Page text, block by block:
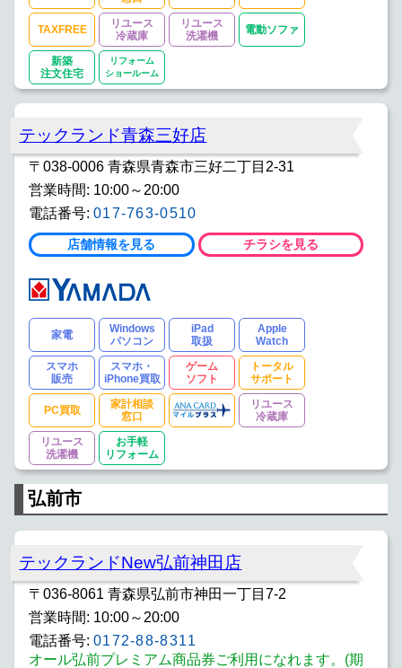
TAXFREE
リユース
冷蔵庫
リユース
洗濯機
電動ソファ
新築
注文住宅
リフォーム
ショールーム
テックランド青森三好店
〒038-0006 青森県青森市三好二丁目2-31
営業時間: 10:00～20:00
電話番号: 017-763-0510
店舗情報を見る チラシを見る
家電
Windows
パソコン
iPad
取扱
Apple
Watch
スマホ
販売
スマホ・
iPhone買取
ゲーム
ソフト
トータル
サポート
PC買取
家計相談
窓口
リユース
冷蔵庫
リユース
洗濯機
お手軽
リフォーム
弘前市
テックランドNew弘前神田店
〒036-8061 青森県弘前市神田一丁目7-2
営業時間: 10:00～20:00
電話番号: 0172-88-8311
オール弘前プレミアム商品券ご利用になれます。(期